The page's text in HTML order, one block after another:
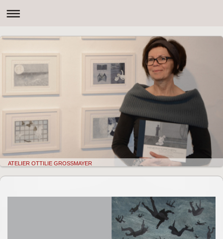
ATELIER OTTILIE GROSSMAYER